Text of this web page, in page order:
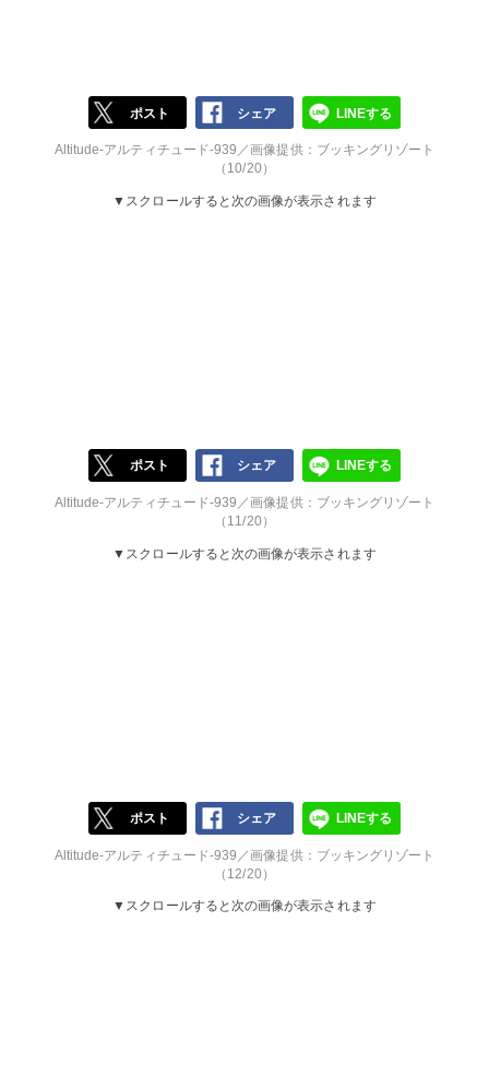
ポスト シェア LINEする
Altitude-アルティチュード-939／画像提供：ブッキングリゾート
（10/20）
▼スクロールすると次の画像が表示されます
ポスト シェア LINEする
Altitude-アルティチュード-939／画像提供：ブッキングリゾート
（11/20）
▼スクロールすると次の画像が表示されます
ポスト シェア LINEする
Altitude-アルティチュード-939／画像提供：ブッキングリゾート
（12/20）
▼スクロールすると次の画像が表示されます